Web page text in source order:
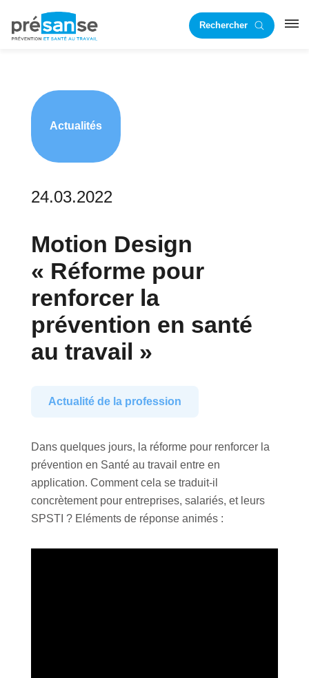
principale
RechercherRST
Actualités
24.03.2022
Motion Design
« Réforme pour
renforcer la
prévention en santé
au travail »
Actualité de la profession
Dans quelques jours, la réforme pour renforcer la
prévention en Santé au travail entre en
application. Comment cela se traduit-il
concrètement pour entreprises, salariés, et leurs
SPSTI ? Eléments de réponse animés :